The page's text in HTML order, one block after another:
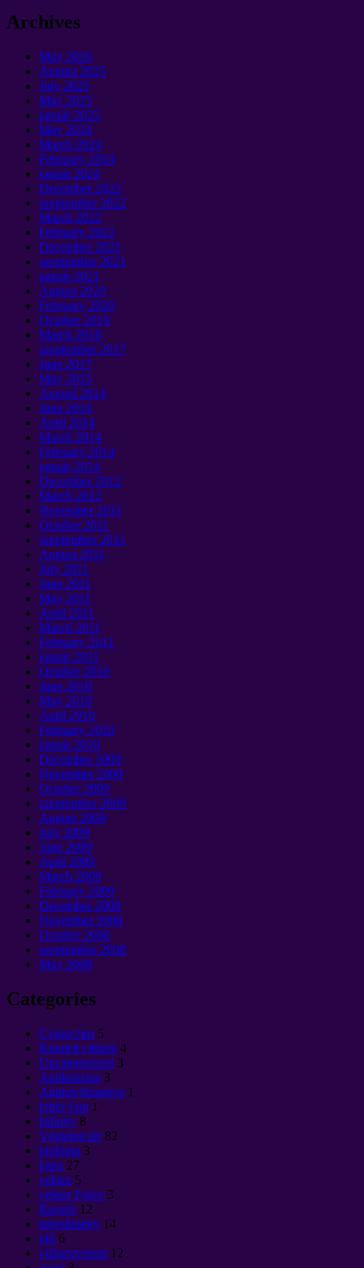
Archives
May 2026
August 2025
July 2025
May 2025
január 2025
May 2024
March 2024
February 2024
január 2024
December2022
szeptember 2022
March 2022
February 2022
December2021
szeptember 2021
január 2021
August 2020
February 2020
October2019
March 2018
szeptember 2017
June 2017
May 2015
August 2014
June 2014
April 2014
March 2014
February 2014
január 2014
December2012
March 2012
November2011
October2011
szeptember 2011
August 2011
July 2011
June 2011
May 2011
April 2011
March 2011
February 2011
január 2011
October2010
June 2010
May 2010
April 2010
February 2010
január 2010
December2009
November2009
October2009
szeptember 2009
August 2009
July 2009
June 2009
April 2009
March 2009
February 2009
December2008
November2008
October2008
szeptember 2008
May 2008
Categories
Cущество 5
Kiemelt cikkek 4
Uncategorized 3
Antikrisztus 3
Antitsivilizatsiya 1
fehér Sun 1
Infinity 8
Végtelen tér 82
biológia 3
Isten 27
vektor 5
vektor Force 3
Rezgés 12
teljesítmény 14
idő 6
világegyetem 12